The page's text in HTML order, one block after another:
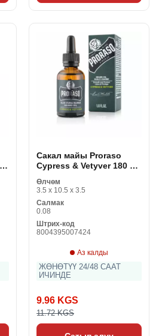
Сакал майы Proraso
Cypress & Vetyver 180 мл
Өлчөм
3.5 x 10.5 x 3.5
Салмак
0.08
Штрих-код
8004395007424
Аз калды
ЖӨНӨТҮҮ 24/48 СААТ
ИЧИНДЕ
9.96 KGS
11.72 KGS